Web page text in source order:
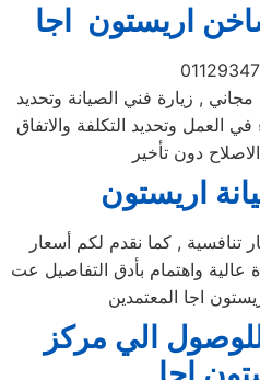
اريستون اجا
, زيارة فني الصيانة وتحديد
العمل وتحديد التكلفة والاتفاق
دون تأخير
اريستون
تنافسية , كما نقدم لكم أسعار
عالية واهتمام بأدق التفاصيل عت
اجا المعتمدين
الي مركز